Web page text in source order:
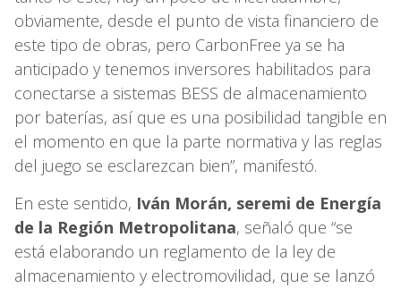
obviamente, desde el punto de vista financiero de
este tipo de obras, pero CarbonFree ya se ha
anticipado y tenemos inversores habilitados para
conectarse a sistemas BESS de almacenamiento
por baterías, así que es una posibilidad tangible en
el momento en que la parte normativa y las reglas
del juego se esclarezcan bien”, manifestó.
En este sentido, Iván Morán, seremi de Energía
de la Región Metropolitana, señaló que “se
está elaborando un reglamento de la ley de
almacenamiento y electromovilidad, que se lanzó